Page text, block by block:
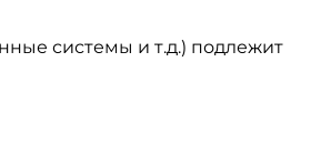
системы и т.д.) подлежит